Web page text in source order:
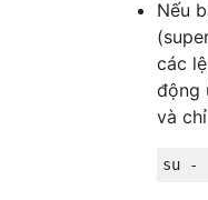
Nếu
các
động
và